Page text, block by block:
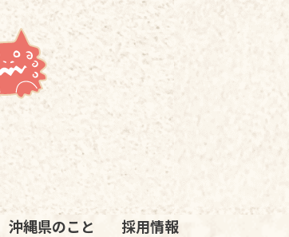
沖縄県のこと 採用情報